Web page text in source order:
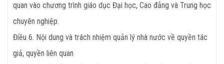
quan vào chương trình giáo dục Đại học, Cao đẳng và Trung học
chuyên nghiệp.
Điều 6. Nội dung và trách nhiệm quản lý nhà nước về quyền tác
giả, quyền liên quan